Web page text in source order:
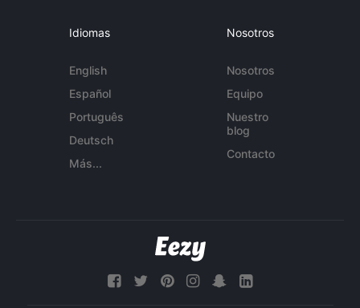
Idiomas
English
Español
Português
Deutsch
Más...
Nosotros
Nosotros
Equipo
Nuestro
blog
Contacto